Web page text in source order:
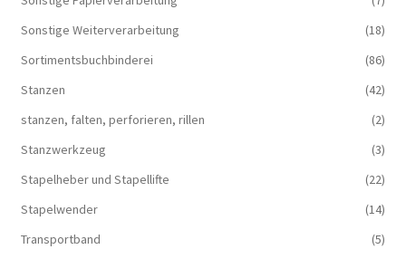
Sonstige Weiterverarbeitung
(18)
Sortimentsbuchbinderei
(86)
Stanzen
(42)
stanzen, falten, perforieren, rillen
(2)
Stanzwerkzeug
(3)
Stapelheber und Stapellifte
(22)
Stapelwender
(14)
Transportband
(5)